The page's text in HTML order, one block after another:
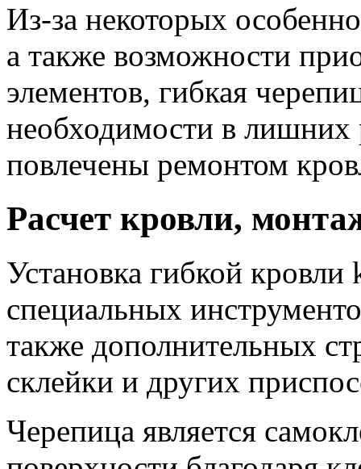
Из-за некоторых
а также возможности
элементов, гибкая
необходимости в лишних
повлечены ремонтом
Расчет кровли,
Установка гибкой кровли
специальных
также дополнительных
склейки и других
Черепица является